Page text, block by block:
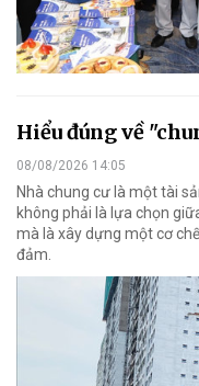
Hiểu đúng về
08/08/2026 14:05
Nhà chung cư là một tài
không phải là lựa chọn
mà là xây dựng một cơ
đảm.